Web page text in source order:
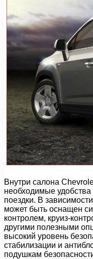
Внутри салона
необходимые
поездки. В
может быть оснащен
контролем, круиз-
другими полезными
высокий уровень
стабилизации и
подушкам